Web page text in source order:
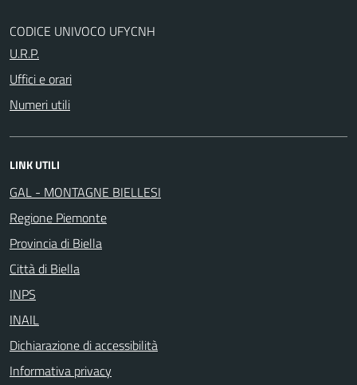
CODICE UNIVOCO UFYCNH
U.R.P.
Uffici e orari
Numeri utili
LINK UTILI
GAL - MONTAGNE BIELLESI
Regione Piemonte
Provincia di Biella
Città di Biella
INPS
INAIL
Dichiarazione di accessibilità
Informativa privacy